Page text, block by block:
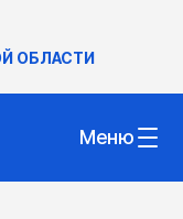
ОБЛАСТИ
Меню